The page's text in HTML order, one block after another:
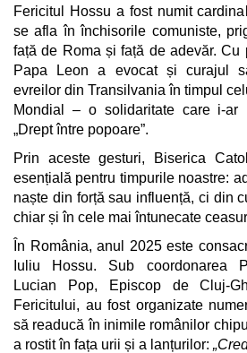
Fericitul Hossu a fost numit cardinal
se afla în închisorile comuniste,
față de Roma și față de adevăr. Cu
Papa Leon a evocat și curajul
evreilor din Transilvania în timpul
Mondial – o solidaritate care i-ar
„Drept între popoare”.
Prin aceste gesturi, Biserica
esențială pentru timpurile noastre:
naște din forță sau influență, ci din
chiar și în cele mai întunecate
În România, anul 2025 este
Iuliu Hossu. Sub coordonarea
Lucian Pop, Episcop de Cluj-
Fericitului, au fost organizate
să readucă în inimile românilor
a rostit în fața urii și a lanțurilor: